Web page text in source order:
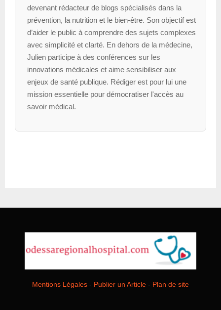
devenant rédacteur de blogs spécialisés dans la
prévention, la nutrition et le bien-être. Son objectif est
d’aider le public à comprendre des sujets complexes
avec simplicité et clarté. En dehors de la médecine,
Julien participe à des conférences sur les
innovations médicales et aime sensibiliser aux
enjeux de santé publique. Rédiger est pour lui une
mission essentielle pour démocratiser l'accès au
savoir médical.
Mentions Légales - Publier un Article - Plan de site